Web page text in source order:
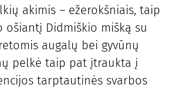
akimis – ežerokšniais, taip
ošiantį Didmiškio mišką su
augalų bei gyvūnų
pelkė taip pat įtraukta į
tarptautinės svarbos